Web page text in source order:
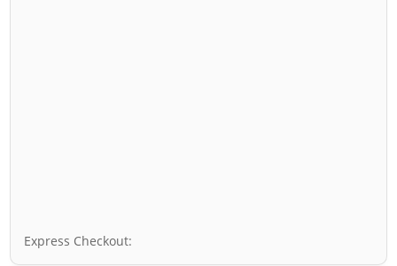
Express Checkout: